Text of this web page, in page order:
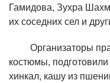
Гамидова, Зухра
их соседних сел и
Организаторы
костюмы,
хинкал, кашу из